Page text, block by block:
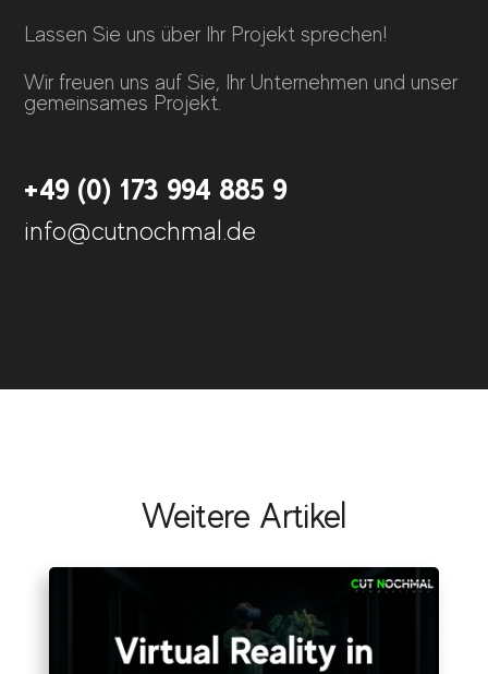
Lassen Sie uns über Ihr Projekt sprechen!
Wir freuen uns auf Sie, Ihr Unternehmen und unser
gemeinsames Projekt.
+49 (0) 173 994 885 9
info@cutnochmal.de
Weitere Artikel